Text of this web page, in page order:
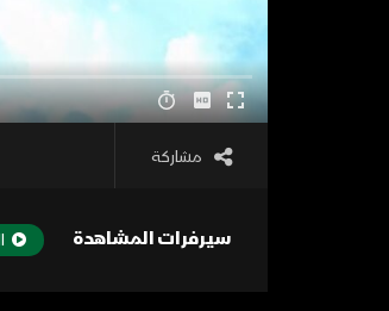
مشاركة
سيرفرات المشاهدة